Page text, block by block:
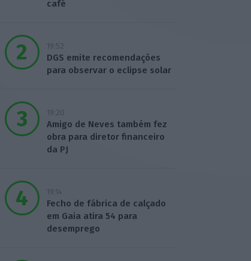
café
19:52
DGS emite recomendações
para observar o eclipse solar
19:20
Amigo de Neves também fez
obra para diretor financeiro
da PJ
19:14
Fecho de fábrica de calçado
em Gaia atira 54 para
desemprego